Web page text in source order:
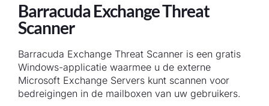
Barracuda Exchange Threat
Scanner
Barracuda Exchange Threat Scanner is een gratis
Windows-applicatie waarmee u de externe
Microsoft Exchange Servers kunt scannen voor
bedreigingen in de mailboxen van uw gebruikers.